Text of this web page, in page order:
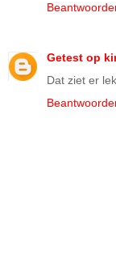
Getest op
Dat ziet er